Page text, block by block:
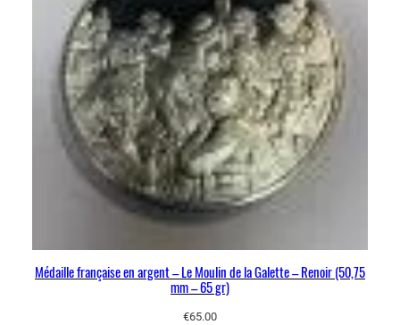
Médaille française en argent – Le Moulin de la Galette – Renoir (50,75
mm – 65 gr)
€65.00